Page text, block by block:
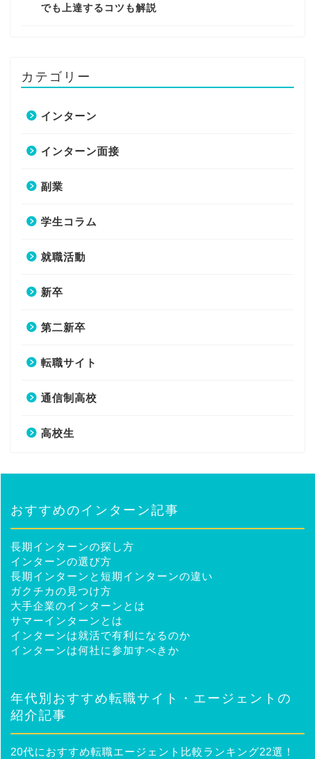
でも上達するコツも解説
カテゴリー
インターン
インターン面接
副業
学生コラム
就職活動
新卒
第二新卒
転職サイト
通信制高校
高校生
おすすめのインターン記事
長期インターンの探し方
インターンの選び方
長期インターンと短期インターンの違い
ガクチカの見つけ方
大手企業のインターンとは
サマーインターンとは
インターンは就活で有利になるのか
インターンは何社に参加すべきか
年代別おすすめ転職サイト・エージェントの
紹介記事
20代におすすめ転職エージェント比較ランキング22選！